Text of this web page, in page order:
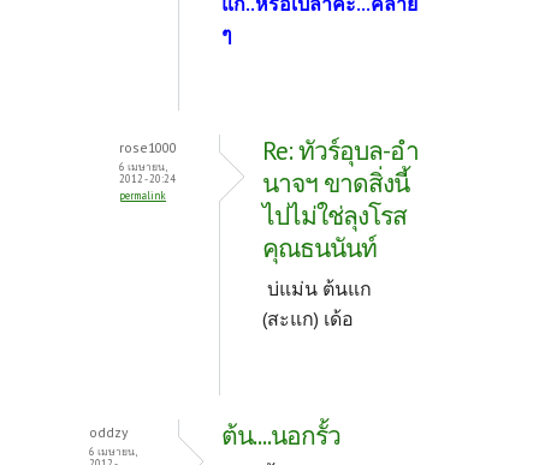
ๆ
rose1000
6 เมษายน,
2012 - 20:24
permalink
Re: ทัวร์อุบล-อำ
นาจฯ ขาดสิ่งนี้
ไปไม่ใช่ลุงโรส
คุณธนนันท์
บ่แม่น ต้นแก
(สะแก) เด้อ
oddzy
6 เมษายน,
ต้น....นอกรั้ว